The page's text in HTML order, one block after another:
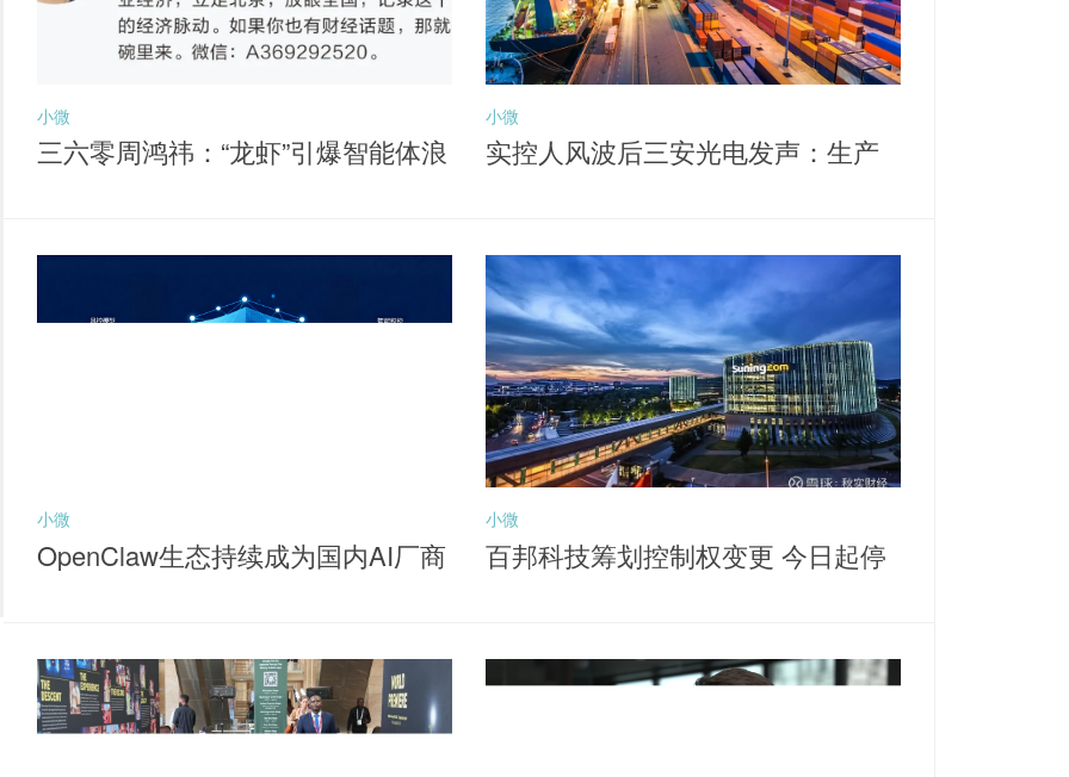
小微
三六零周鸿祎：“龙虾”引爆智能体浪
小微
实控人风波后三安光电发声：生产
小微
OpenClaw生态持续成为国内AI厂商
20910）布局机会
小微
百邦科技筹划控制权变更 今日起停